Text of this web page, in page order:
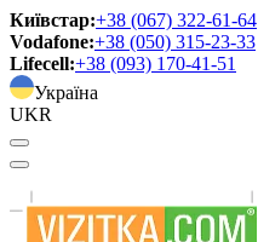
Київстар:+38 (067) 322-61-64
Vodafone:+38 (050) 315-23-33
Lifecell:+38 (093) 170-41-51
Україна
UKR